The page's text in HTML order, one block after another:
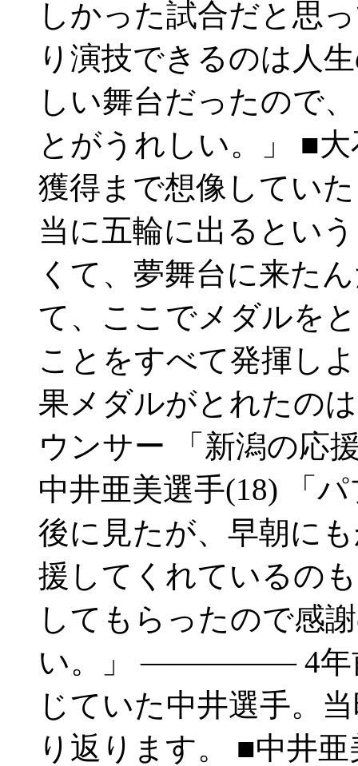
しかった試合だと思
り演技できるのは人
しい舞台だったので
とがうれしい。」 ■
獲得まで想像してい
当に五輪に出るとい
くて、夢舞台に来た
て、ここでメダルを
ことをすべて発揮し
果メダルがとれたの
ウンサー 「新潟の応
中井亜美選手(18) 「
後に見たが、早朝に
援してくれているの
してもらったので感
い。」 ――――― 4年
じていた中井選手。
り返ります。 ■中井